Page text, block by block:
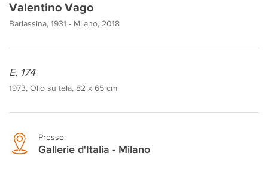
Valentino Vago
Barlassina, 1931 - Milano, 2018
E. 174
1973, Olio su tela, 82 x 65 cm
Presso
Gallerie d'Italia - Milano